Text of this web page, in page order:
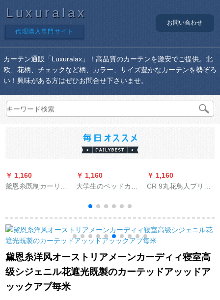
Luxuralax
代理購入専門サイト
お問い合わせ
カーテン通販「Luxuralax」！高品質のカーテンを激安でご提供。北
欧、花柄、チェックなど柄、カラー、サイズ豊かなカーテンを勢ぞろ
い！興味がある方はぜひお問合せ下さいませ。
￥ 1,160
黛恩糸既制カーリン
遮光布天然素材つぎ
ゃっと合せせせせせ
せせせせせせな布湖
青+灰布毎米(加工无
料、カーリンググリ
ル及び付属品の计算
など)を行います。
￥ 1,160
大学生のベッドカー
寝室にベッドカータ
ーテを敷いてからベ
ッドの范囲をしま
す。テン寝室の布団
は男女兼用の姫系青
い鉄道です。ベドカ
ーターテ面1.2メトル
￥ 1,160
CR 9丸花鳥人プリン
ーク装飾玄関遮光中
和風茶楼水墨山間部-
中華円枠MK-ZL 44-
黛恩糸洋风オーストリアメーンカーディィ寝室高
级シジェニル花遮光既製のカーテッドアッッドア
ッックアブ毎米